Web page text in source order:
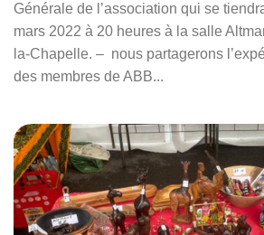
Générale de l’association qui se
mars 2022 à 20 heures à la salle
la-Chapelle. – nous partagerons
des membres de ABB...